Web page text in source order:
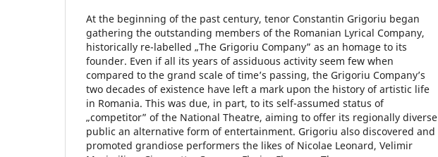
At the beginning of the past century, tenor Constantin Grigoriu began
gathering the outstanding members of the Romanian Lyrical Company,
historically re-labelled „The Grigoriu Company” as an homage to its
founder. Even if all its years of assiduous activity seem few when
compared to the grand scale of time’s passing, the Grigoriu Company’s
two decades of existence have left a mark upon the history of artistic life
in Romania. This was due, in part, to its self-assumed status of
„competitor” of the National Theatre, aiming to offer its regionally diverse
public an alternative form of entertainment. Grigoriu also discovered and
promoted grandiose performers the likes of Nicolae Leonard, Velimir